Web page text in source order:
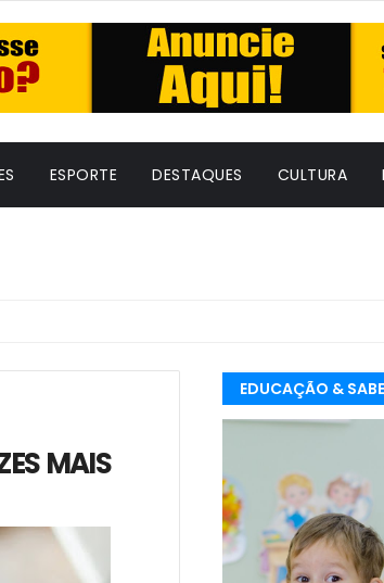
ESPORTE DESTAQUES CULTURA
MAIS
EDUCAÇÃO &